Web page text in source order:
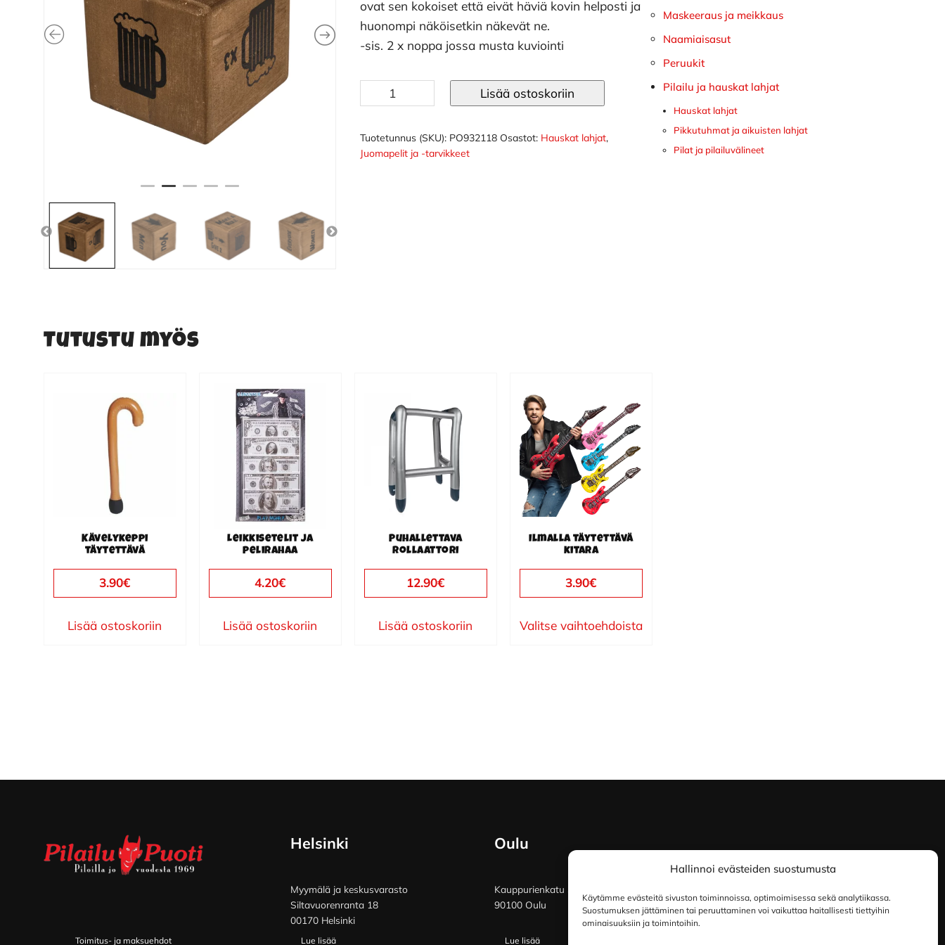
Hallinnoi evästeiden suostumusta
Käytämme evästeitä sivuston toiminnoissa, optimoimisessa sekä analytiikassa.
Suostumuksen jättäminen tai peruuttaminen voi vaikuttaa haitallisesti tiettyihin
ominaisuuksiin ja toimintoihin.
ovat sen kokoiset että eivät häviä kovin helposti ja
huonompi näköisetkin näkevät ne.
-sis. 2 x noppa jossa musta kuviointi
Juomanopat
isot
Lisää ostoskoriin
Tuotetunnus (SKU): PO932118 Osastot: Hauskat lahjat,
Juomapelit ja -tarvikkeet
Tutustu myös
Kävelykeppi
täytettävä
3.90€
Lisää ostoskoriin
Leikkisetelit ja
pelirahaa
4.20€
Lisää ostoskoriin
Puhallettava
rollaattori
12.90€
Lisää ostoskoriin
Ilmalla täytettävä
kitara
3.90€
Valitse vaihtoehdoista
Tällä
tuotteella
on
useampi
muunnelma.
Voit
tehdä
tuotteen
sivulla.
Maskeeraus ja meikkaus
Naamiaisasut
Peruukit
Pilailu ja hauskat lahjat
Hauskat lahjat
Pikkutuhmat ja aikuisten lahjat
Pilat ja pilailuvälineet
Toimitus- ja maksuehdot
Helsinki
Myymälä ja keskusvarasto
Siltavuorenranta 18
00170 Helsinki
Lue lisää
Oulu
Kauppurienkatu 34
90100 Oulu
Lue lisää